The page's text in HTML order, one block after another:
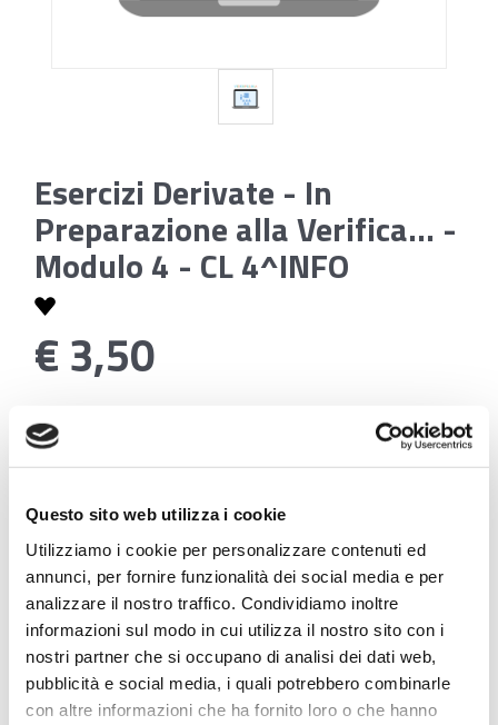
Questo sito web utilizza i cookie
Utilizziamo i cookie per personalizzare contenuti ed
annunci, per fornire funzionalità dei social media e per
analizzare il nostro traffico. Condividiamo inoltre
informazioni sul modo in cui utilizza il nostro sito con i
nostri partner che si occupano di analisi dei dati web,
pubblicità e social media, i quali potrebbero combinarle
con altre informazioni che ha fornito loro o che hanno
Esercizi Derivate - In
Preparazione alla Verifica... -
Modulo 4 - CL 4^INFO
€ 3,50
Codice:
Esercizi Derivate - In Preparazione alla Verifica...
- Modulo 4 - CL 4^INFO
Se sei studente della scuola utilizza il coupon
"CPVIDEOPILLOLA" in fase di checkout per azzerare
il costo della VideoPillola